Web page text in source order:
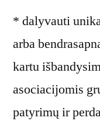
* dalyvauti
arba
kartu
asociacijomis
patyrimų ir